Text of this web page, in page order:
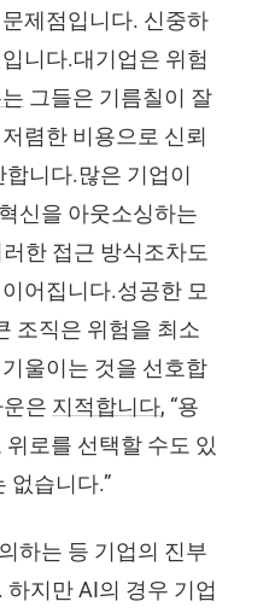
제점입니다. 신중하
니다.대기업은 위험
그들은 기름칠이 잘
렴한 비용으로 신뢰
니다.많은 기업이
신을 아웃소싱하는
한 접근 방식조차도
어집니다.성공한 모
조직은 위험을 최소
울이는 것을 선호합
은 지적합니다, “용
로를 선택할 수도 있
없습니다.”
하는 등 기업의 진부
지만 AI의 경우 기업